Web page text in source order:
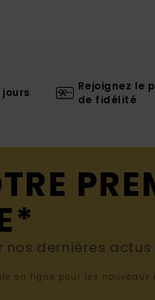
jours
Rejoignez le
de fidélité
nos dernières
en ligne pour les